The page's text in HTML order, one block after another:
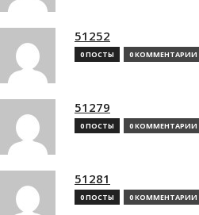
51252
0 ПОСТЫ 0 КОММЕНТАРИИ
51279
0 ПОСТЫ 0 КОММЕНТАРИИ
51281
0 ПОСТЫ 0 КОММЕНТАРИИ